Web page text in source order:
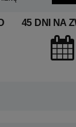
45 DNI NA